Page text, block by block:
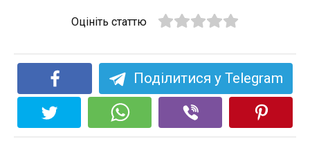
Оцініть статтю
Поділитися у Telegram